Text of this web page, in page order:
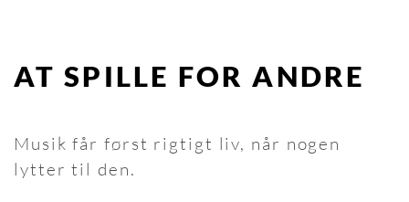
AT SPILLE FOR ANDRE
Musik får først rigtigt liv, når nogen
lytter til den.